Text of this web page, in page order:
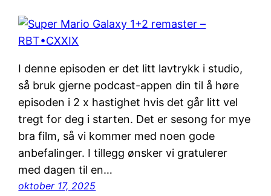
I denne episoden er det litt lavtrykk i studio,
så bruk gjerne podcast-appen din til å høre
episoden i 2 x hastighet hvis det går litt vel
tregt for deg i starten. Det er sesong for mye
bra film, så vi kommer med noen gode
anbefalinger. I tillegg ønsker vi gratulerer
med dagen til en…
oktober 17, 2025